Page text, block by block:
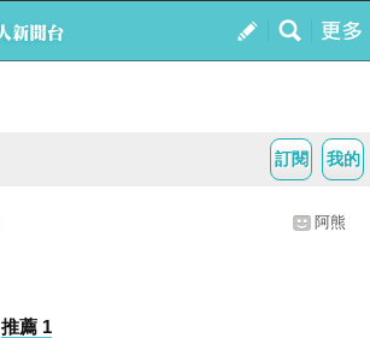
我的
訂閱
阿熊
推薦 1